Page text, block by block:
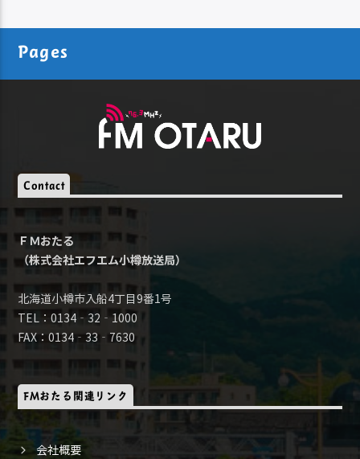
Pages
Contact
ＦＭおたる
（株式会社エフエム小樽放送局）
北海道小樽市入船4丁目9番1号
TEL：0134‐32‐1000
FAX：0134‐33‐7630
FMおたる関連リンク
会社概要